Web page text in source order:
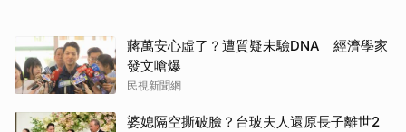
蔣萬安心虛了？遭質疑未驗DNA 經濟學家
發文嗆爆
民視新聞網
婆媳隔空撕破臉？台玻夫人還原長子離世2